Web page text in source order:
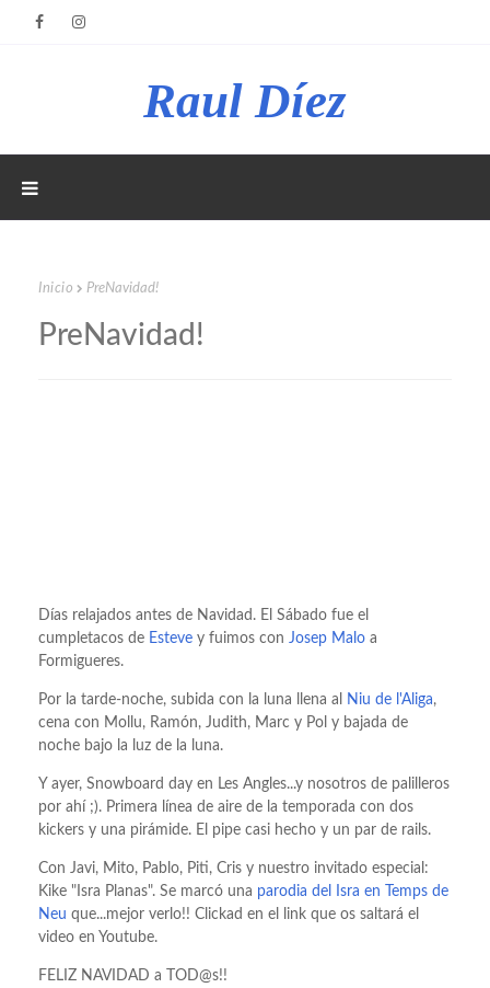
Raul Díez
Inicio PreNavidad!
PreNavidad!
Días relajados antes de Navidad. El Sábado fue el
cumpletacos de Esteve y fuimos con Josep Malo a
Formigueres.
Por la tarde-noche, subida con la luna llena al Niu de l'Aliga,
cena con Mollu, Ramón, Judith, Marc y Pol y bajada de
noche bajo la luz de la luna.
Y ayer, Snowboard day en Les Angles...y nosotros de palilleros
por ahí ;). Primera línea de aire de la temporada con dos
kickers y una pirámide. El pipe casi hecho y un par de rails.
Con Javi, Mito, Pablo, Piti, Cris y nuestro invitado especial:
Kike "Isra Planas". Se marcó una parodia del Isra en Temps de
Neu que...mejor verlo!! Clickad en el link que os saltará el
video en Youtube.
FELIZ NAVIDAD a TOD@s!!